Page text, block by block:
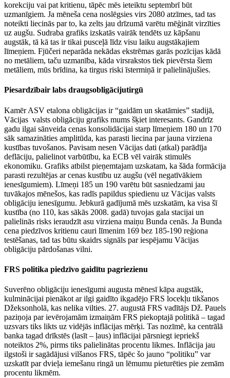
korekciju vai pat kritienu, tāpēc mēs ieteiktu septembrī būt
uzmanīgiem. Ja mēneša cena noslēgsies virs 2080 atzīmes, tad tas
noteikti liecinās par to, ka zelts jau drīzumā varētu mēģināt virzīties
uz augšu. Sudraba grafiks izskatās vairāk tendēts uz kāpšanu
augstāk, tā kā tas ir tikai pusceļā līdz visu laiku augstākajiem
līmeņiem. Fjūčeri neparāda nekādas ekstrēmas garās pozīcijas kādā
no metāliem, taču uzmanība, kāda virsrakstos tiek pievērsta šiem
metāliem, mūs brīdina, ka tirgus riski īstermiņā ir palielinājušies.
Piesardzībair labs draugsobligācijutirgū
Kamēr ASV etalona obligācijas ir “gaidām un skatāmies” stadijā,
Vācijas valsts obligāciju grafiks mums šķiet interesants. Gandrīz
gadu ilgai sānveida cenas konsolidācijai starp līmeņiem 180 un 170
sāk samazināties amplitūda, kas parasti liecina par jauna virziena
kustības tuvošanos. Pavisam nesen Vācijas dati (atkal) parādīja
deflāciju, palielinot varbūtību, ka ECB vēl vairāk stimulēs
ekonomiku. Grafiks atbilst pieņemtajam uzskatam, ka šāda formācija
parasti rezultējas ar cenas kustību uz augšu (vēl negatīvākiem
ienesīgumiem). Līmeņi 185 un 190 varētu būt sasniedzami jau
tuvākajos mēnešos, kas radīs papildus spiedienu uz Vācijas valsts
obligāciju ienesīgumu. Jebkurā gadījumā mēs uzskatām, ka visa šī
kustība (no 110, kas sākās 2008. gadā) tuvojas gala stacijai un
palielinās risks ieraudzīt asu virziena maiņu Bunda cenās. Ja Bunda
cena piedzīvos kritienu cauri līmenim 169 bez 185-190 reģiona
testēšanas, tad tas būtu skaidrs signāls par iespējamu Vācijas
obligāciju pārdošanas vilni.
FRS politika piedzīvo gaidītu pagriezienu
Suverēno obligāciju ienesīgumi augusta mēnesī kāpa augstāk,
kulminācijai pienākot ar ilgi gaidīto ikgadējo FRS locekļu tikšanos
Džeksonholā, kas nelika vilties. 27. augustā FRS vadītājs Dž. Pauels
paziņoja par ievērojamām izmaiņām FRS piekoptajā politikā – tagad
uzsvars tiks likts uz vidējās inflācijas mērķi. Tas nozīmē, ka centrālā
banka tagad drīkstēs (lasīt – ļaus) inflācijai pārsniegt iepriekš
noteiktos 2%, pirms tiks palielinātas procentu likmes. Inflācija jau
ilgstoši ir sagādājusi vilšanos FRS, tāpēc šo jauno “politiku” var
uzskatīt par dvieļa iemešanu ringā un lēmumu pieturēties pie zemām
procentu likmēm.